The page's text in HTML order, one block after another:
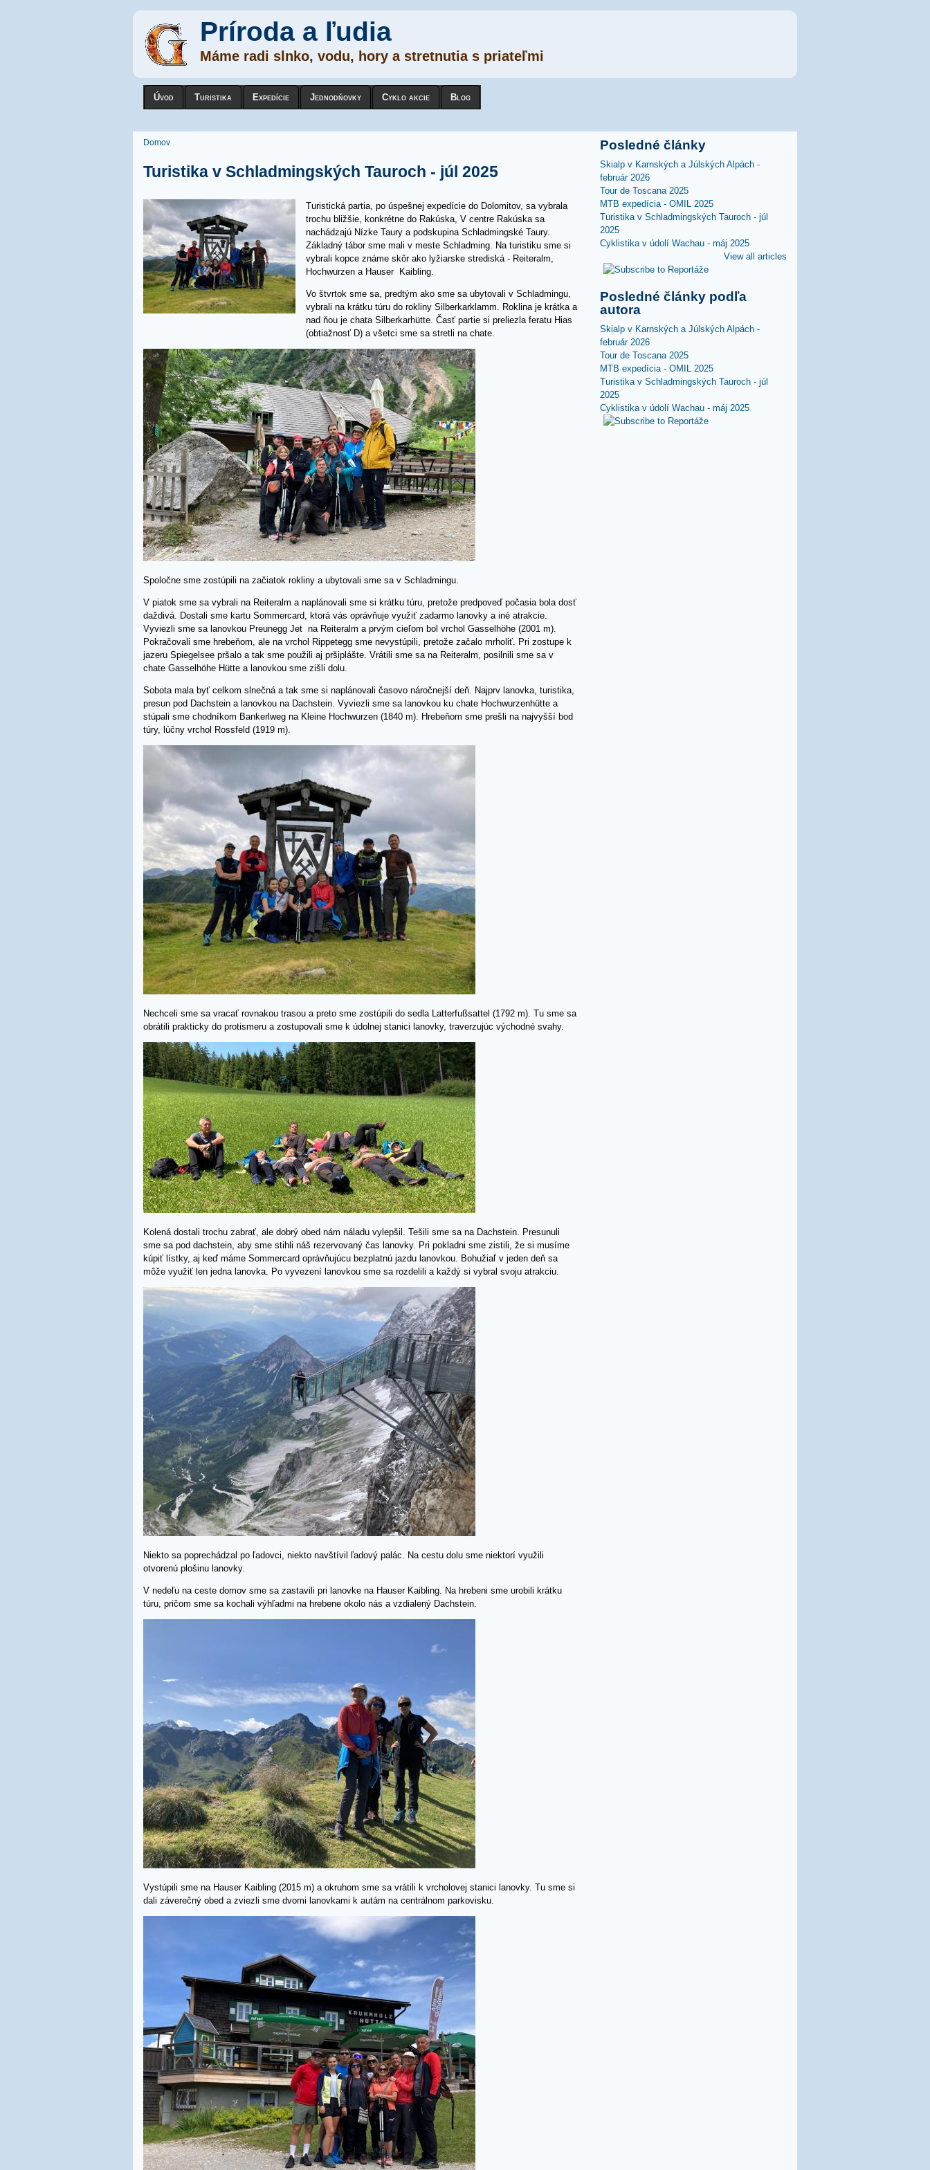
Príroda a ľudia
Máme radi slnko, vodu, hory a stretnutia s priateľmi
Úvod Turistika Expedície Jednodňovky Cyklo akcie Blog
Nachádzate sa tu
Domov
Turistika v Schladmingských Tauroch - júl 2025
Turistická partia, po úspešnej expedície do Dolomitov, sa vybrala
trochu bližšie, konkrétne do Rakúska, V centre Rakúska sa
nachádzajú Nízke Taury a podskupina Schladmingské Taury.
Základný tábor sme mali v meste Schladming. Na turistiku sme si
vybrali kopce známe skôr ako lyžiarske strediská - Reiteralm,
Hochwurzen a Hauser Kaibling.
Vo štvrtok sme sa, predtým ako sme sa ubytovali v Schladmingu,
vybrali na krátku túru do rokliny Silberkarklamm. Roklina je krátka a
nad ňou je chata Silberkarhütte. Časť partie si preliezla feratu Hias
(obtiažnosť D) a všetci sme sa stretli na chate.
Spoločne sme zostúpili na začiatok rokliny a ubytovali sme sa v Schladmingu.
V piatok sme sa vybrali na Reiteralm a naplánovali sme si krátku túru, pretože predpoveď počasia bola dosť
daždivá. Dostali sme kartu Sommercard, ktorá vás oprávňuje využiť zadarmo lanovky a iné atrakcie.
Vyviezli sme sa lanovkou Preunegg Jet na Reiteralm a prvým cieľom bol vrchol Gasselhöhe (2001 m).
Pokračovali sme hrebeňom, ale na vrchol Rippetegg sme nevystúpili, pretože začalo mrholiť. Pri zostupe k
jazeru Spiegelsee pršalo a tak sme použili aj pršiplášte. Vrátili sme sa na Reiteralm, posilnili sme sa v
chate Gasselhöhe Hütte a lanovkou sme zišli dolu.
Sobota mala byť celkom slnečná a tak sme si naplánovali časovo náročnejší deň. Najprv lanovka, turistika,
presun pod Dachstein a lanovkou na Dachstein. Vyviezli sme sa lanovkou ku chate Hochwurzenhütte a
stúpali sme chodníkom Bankerlweg na Kleine Hochwurzen (1840 m). Hrebeňom sme prešli na najvyšší bod
túry, lúčny vrchol Rossfeld (1919 m).
Nechceli sme sa vracať rovnakou trasou a preto sme zostúpili do sedla Latterfußsattel (1792 m). Tu sme sa
obrátili prakticky do protismeru a zostupovali sme k údolnej stanici lanovky, traverzujúc východné svahy.
Kolená dostali trochu zabrať, ale dobrý obed nám náladu vylepšil. Tešili sme sa na Dachstein. Presunuli
sme sa pod dachstein, aby sme stihli náš rezervovaný čas lanovky. Pri pokladni sme zistili, že si musíme
kúpiť lístky, aj keď máme Sommercard oprávňujúcu bezplatnú jazdu lanovkou. Bohužiaľ v jeden deň sa
môže využiť len jedna lanovka. Po vyvezení lanovkou sme sa rozdelili a každý si vybral svoju atrakciu.
Niekto sa poprechádzal po ľadovci, niekto navštívil ľadový palác. Na cestu dolu sme niektorí využili
otvorenú plošinu lanovky.
V nedeľu na ceste domov sme sa zastavili pri lanovke na Hauser Kaibling. Na hrebeni sme urobili krátku
túru, pričom sme sa kochali výhľadmi na hrebene okolo nás a vzdialený Dachstein.
Vystúpili sme na Hauser Kaibling (2015 m) a okruhom sme sa vrátili k vrcholovej stanici lanovky. Tu sme si
dali záverečný obed a zviezli sme dvomi lanovkami k autám na centrálnom parkovisku.
Posledné články
Skialp v Karnských a Júlských Alpách -
február 2026
Tour de Toscana 2025
MTB expedícia - OMIL 2025
Turistika v Schladmingských Tauroch - júl
2025
Cyklistika v údolí Wachau - máj 2025
View all articles
Posledné články podľa
autora
Skialp v Karnských a Júlských Alpách -
február 2026
Tour de Toscana 2025
MTB expedícia - OMIL 2025
Turistika v Schladmingských Tauroch - júl
2025
Cyklistika v údolí Wachau - máj 2025